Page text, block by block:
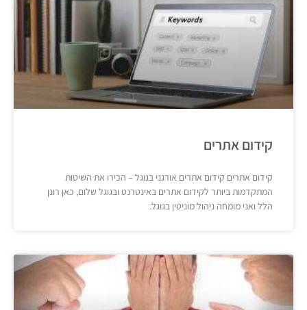
קידום אתרים
קידום אתרים קידום אתרים אורגני בגוגל – הכירו את השיטות
המתקדמות ביותר לקידום אתרים באינטרנט ובגוגל שלום, כאן רונן
הלל ואני מומחה ניהול מוניטין בגוגל.